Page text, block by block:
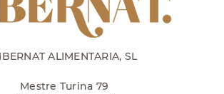
ALIMENTARIA, SL
Mestre Turina 79